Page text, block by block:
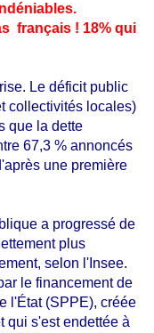
français ! 18% qui
Le déficit public
collectivités locales)
que la dette
67,3 % annoncés
une première
a progressé de
plus
selon l'Insee.
le financement de
l'État (SPPE), créée
qui s'est endettée à